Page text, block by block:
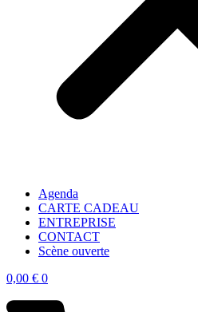
Agenda
CARTE CADEAU
ENTREPRISE
CONTACT
Scène ouverte
0,00 € 0